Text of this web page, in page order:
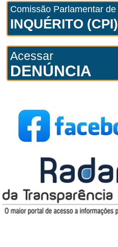
Comissão Parlamentar de
INQUÉRITO (CPI)
Acessar
DENÚNCIA